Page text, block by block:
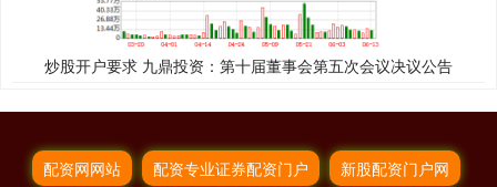
炒股开户要求 九鼎投资：第十届董事会第五次会议决议公告
配资网网站 配资专业证券配资门户 新股配资门户网